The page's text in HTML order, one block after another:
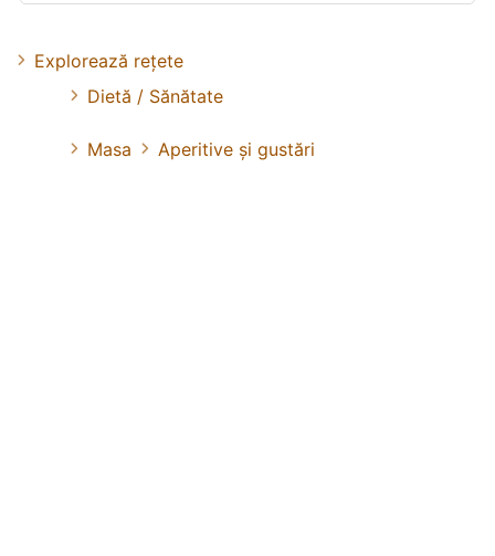
Explorează rețete
Dietă / Sănătate
Masa Aperitive și gustări